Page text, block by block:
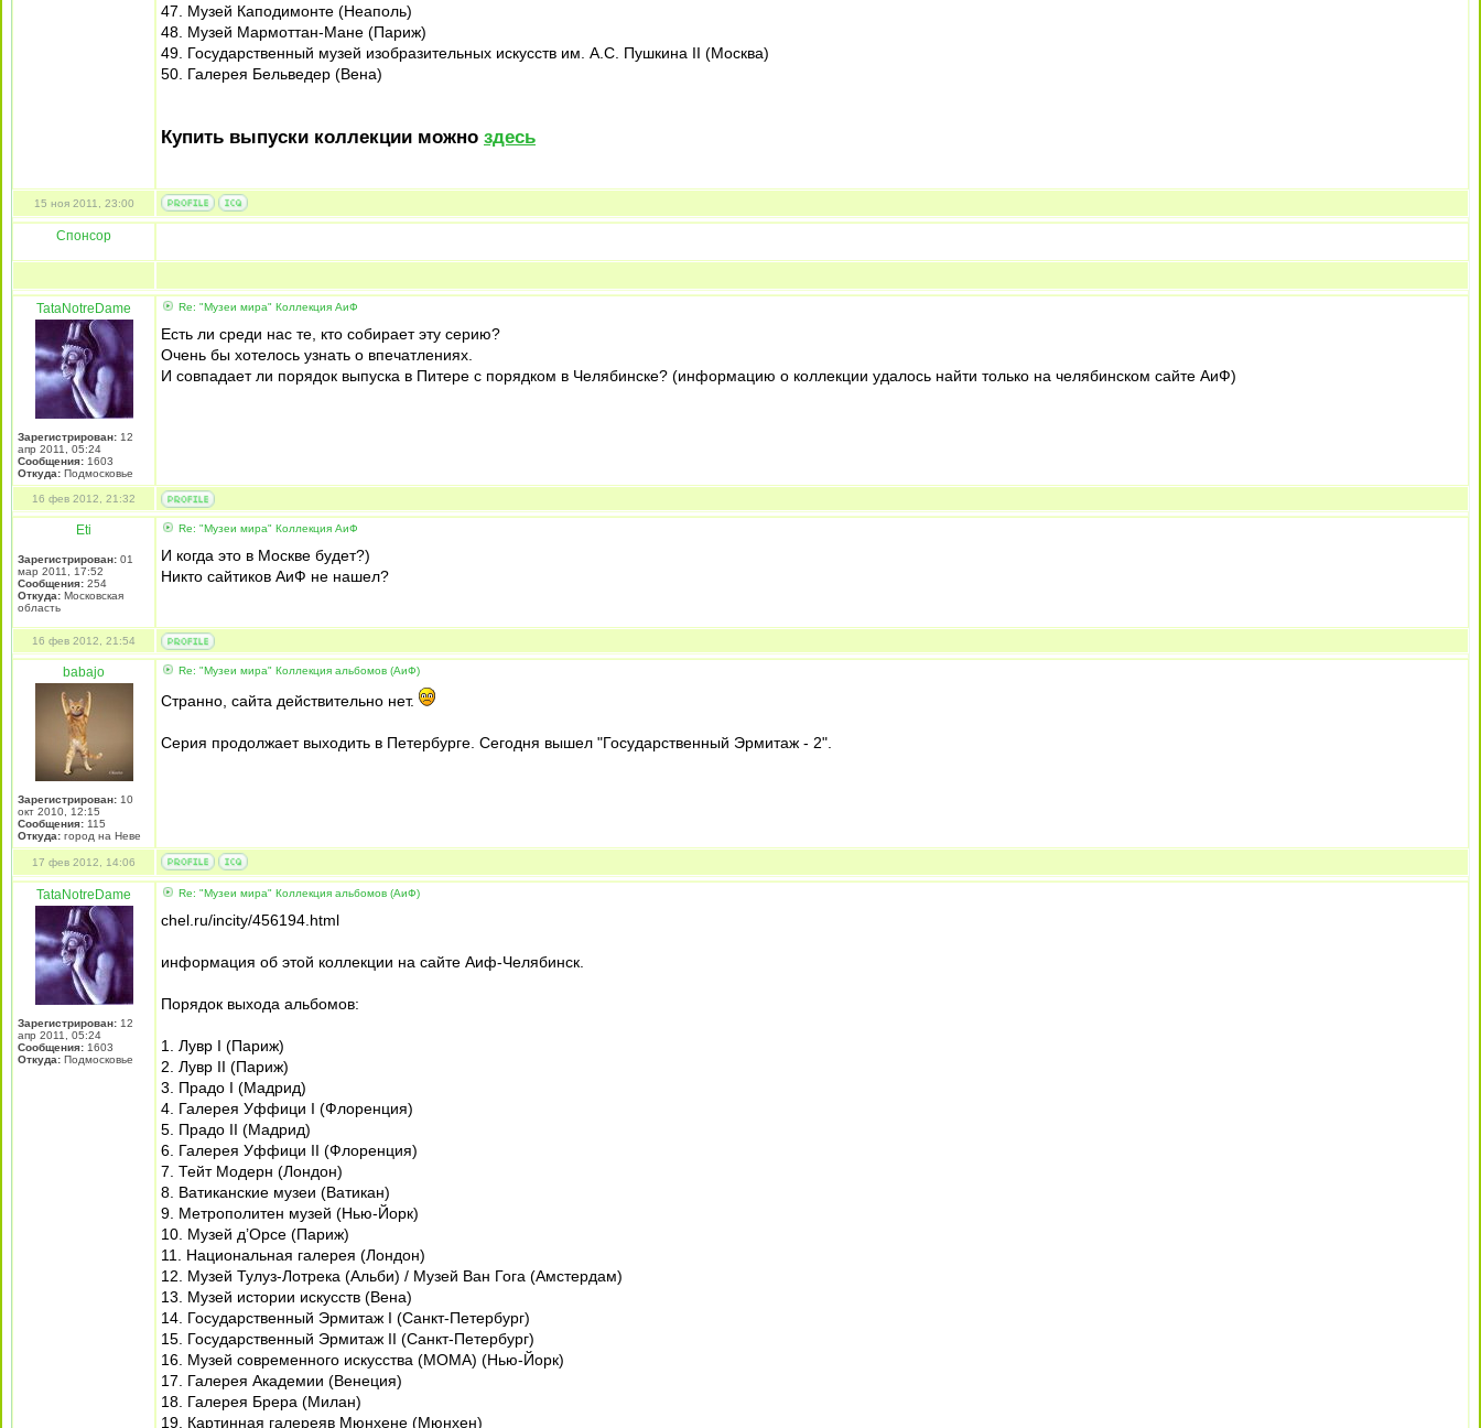
47. Музей Каподимонте (Неаполь)
48. Музей Мармоттан-Мане (Париж)
49. Государственный музей изобразительных искусств им. А.С. Пушкина II (Москва)
50. Галерея Бельведер (Вена)
Купить выпуски коллекции можно здесь
15 ноя 2011, 23:00
Спонсор
TataNotreDame
Зарегистрирован: 12
апр 2011, 05:24
Сообщения: 1603
Откуда: Подмосковье
Re: "Музеи мира" Коллекция АиФ
Есть ли среди нас те, кто собирает эту серию?
Очень бы хотелось узнать о впечатлениях.
И совпадает ли порядок выпуска в Питере с порядком в Челябинске? (информацию о коллекции удалось найти только на челябинском сайте АиФ)
16 фев 2012, 21:32
Eti
Зарегистрирован: 01
мар 2011, 17:52
Сообщения: 254
Откуда: Московская
область
Re: "Музеи мира" Коллекция АиФ
И когда это в Москве будет?)
Никто сайтиков АиФ не нашел?
16 фев 2012, 21:54
babajo
Зарегистрирован: 10
окт 2010, 12:15
Сообщения: 115
Откуда: город на Неве
Re: "Музеи мира" Коллекция альбомов (АиФ)
Странно, сайта действительно нет.
Серия продолжает выходить в Петербурге. Сегодня вышел "Государственный Эрмитаж - 2".
17 фев 2012, 14:06
TataNotreDame
Зарегистрирован: 12
апр 2011, 05:24
Сообщения: 1603
Откуда: Подмосковье
Re: "Музеи мира" Коллекция альбомов (АиФ)
chel.ru/incity/456194.html
информация об этой коллекции на сайте Аиф-Челябинск.
Порядок выхода альбомов:
1. Лувр I (Париж)
2. Лувр II (Париж)
3. Прадо I (Мадрид)
4. Галерея Уффици I (Флоренция)
5. Прадо II (Мадрид)
6. Галерея Уффици II (Флоренция)
7. Тейт Модерн (Лондон)
8. Ватиканские музеи (Ватикан)
9. Метрополитен музей (Нью-Йорк)
10. Музей д’Орсе (Париж)
11. Национальная галерея (Лондон)
12. Музей Тулуз-Лотрека (Альби) / Музей Ван Гога (Амстердам)
13. Музей истории искусств (Вена)
14. Государственный Эрмитаж I (Санкт-Петербург)
15. Государственный Эрмитаж II (Санкт-Петербург)
16. Музей современного искусства (MOMA) (Нью-Йорк)
17. Галерея Академии (Венеция)
18. Галерея Брера (Милан)
19. Картинная галереяв Мюнхене (Мюнхен)